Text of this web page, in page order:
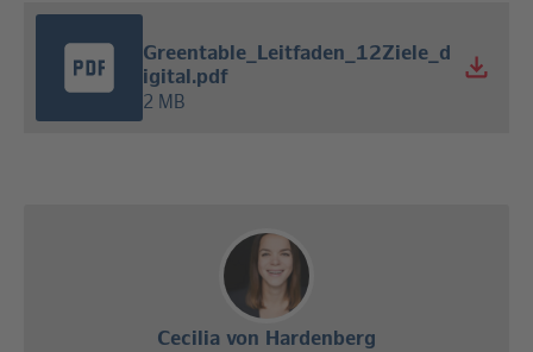
Greentable_Leitfaden_12Ziele_d
igital.pdf
2 MB
Cecilia von Hardenberg